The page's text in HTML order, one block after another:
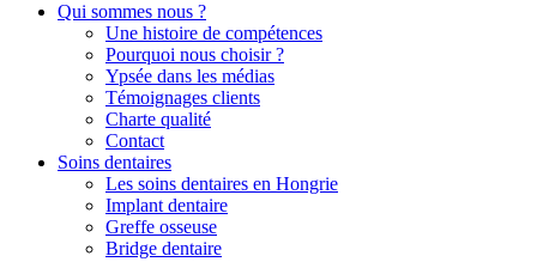
Qui sommes nous ?
Une histoire de compétences
Pourquoi nous choisir ?
Ypsée dans les médias
Témoignages clients
Charte qualité
Contact
Soins dentaires
Les soins dentaires en Hongrie
Implant dentaire
Greffe osseuse
Bridge dentaire